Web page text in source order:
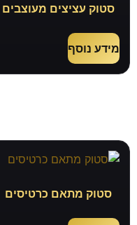
סטוק עציצים מעוצבים
מידע נוסף
סטוק מתאם כרטיסים